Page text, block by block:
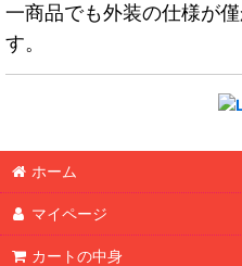
一商品でも外装の仕様が
す。
ホーム
マイページ
カートの中身